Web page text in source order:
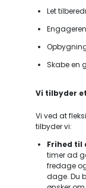
Let
Skabe en
Vi tilbyder
Vi ved at
tilbyder vi:
Frihed
timer ad
fredage
dage. Du